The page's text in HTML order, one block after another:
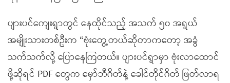
ပျားပင်ကျေးရွာတွင် နေထိုင်သည့် အသက် ၅၀ အရွယ်
အမျိုးသားတစ်ဦးက “ဗုံးတွေ့တယ်ဆိုတာကတော့ အခွံ
သက်သက်လို့ ပြောနေကြတယ်။ ပျားပင်ရွာမှာ ဗုံးလာထောင်
ဖို့ဆိုရင် PDF တွေက မှော်ဘီဂိတ်နဲ့ ခေါင်တိုင်ဂိတ် ဖြတ်လာရ